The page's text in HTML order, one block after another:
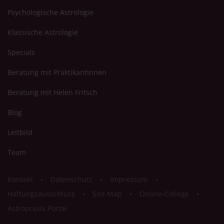
Psychologische Astrologie
Klassische Astrologie
Specials
Beratung mit PraktikantInnen
Beratung mit Helen Fritsch
Blog
Leitbild
Team
Kontakt Datenschutz
Impressum
Haftungsausschluss
Site Map
Online-College
Astropraxis Portal